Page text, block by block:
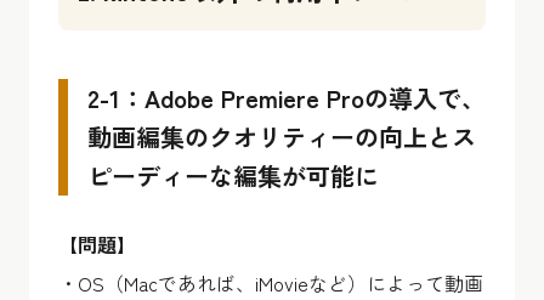
2-1：Adobe Premiere Proの導入で、
動画編集のクオリティーの向上とス
ピーディーな編集が可能に
【問題】
・OS（Macであれば、iMovieなど）によって動画